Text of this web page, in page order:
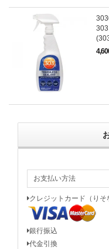
お支払い方法
クレジットカード（りそ
銀行振込
代金引換